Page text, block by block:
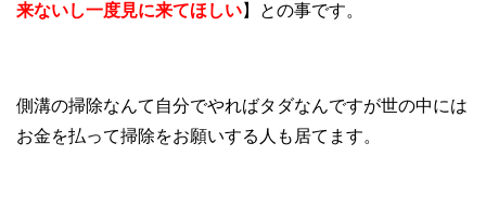
来ないし一度見に来てほしい】との事です。
側溝の掃除なんて自分でやればタダなんですが世の中には
お金を払って掃除をお願いする人も居てます。